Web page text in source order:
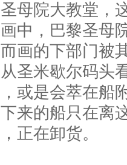
母院大教堂，
中，巴黎圣母
画的下部门被
从圣米歇尔码头
或是会萃在船
来的船只在离
正在卸货。